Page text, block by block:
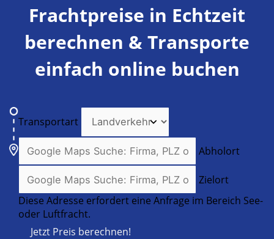
Frachtpreise in Echtzeit
berechnen & Transporte
einfach online buchen
Transportart
Abholort
Zielort
Diese Adresse erfordert eine Anfrage im Bereich See-
oder Luftfracht.
Jetzt Preis berechnen!